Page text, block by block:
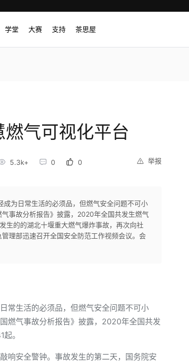
学堂 大赛 支持 茶思屋
气可视化平台
举报
5.3k+ 0 0
成为日常生活的必须品，但燃气安全问题不可小
事故分析报告》披露，2020年全国共发生燃气
生的的湖北十堰重大燃气爆炸事故，再次向社
理部迅速召开全国安全防范工作视频会议。会
常生活的必须品，但燃气安全问题不可小
燃气事故分析报告》披露，2020年全国共发
。
响安全警钟。事故发生的第二天，国务院安